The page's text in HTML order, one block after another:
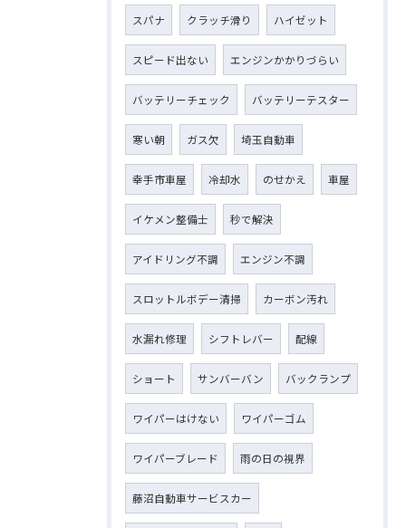
スパナ クラッチ滑り ハイゼット
スピード出ない エンジンかかりづらい
バッテリーチェック バッテリーテスター
寒い朝 ガス欠 埼玉自動車
幸手市車屋 冷却水 のせかえ 車屋
イケメン整備士 秒で解決
アイドリング不調 エンジン不調
スロットルボデー清掃 カーボン汚れ
水漏れ修理 シフトレバー 配線
ショート サンバーバン バックランプ
ワイパーはけない ワイパーゴム
ワイパーブレード 雨の日の視界
藤沼自動車サービスカー